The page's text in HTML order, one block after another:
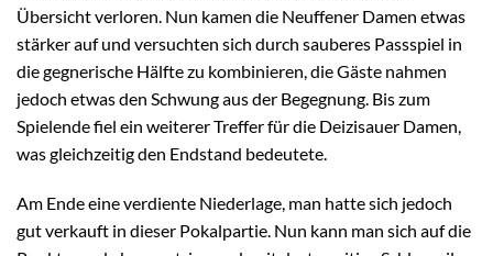
Übersicht verloren. Nun kamen die Neuffener Damen etwas
stärker auf und versuchten sich durch sauberes Passspiel in
die gegnerische Hälfte zu kombinieren, die Gäste nahmen
jedoch etwas den Schwung aus der Begegnung. Bis zum
Spielende fiel ein weiterer Treffer für die Deizisauer Damen,
was gleichzeitig den Endstand bedeutete.
Am Ende eine verdiente Niederlage, man hatte sich jedoch
gut verkauft in dieser Pokalpartie. Nun kann man sich auf die